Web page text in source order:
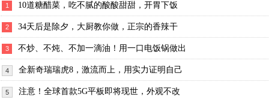
1 10道糖醋菜，吃不腻的酸酸甜甜，开胃下饭
2 34天后是除夕，大厨教你做，正宗的香辣干
3 不炒、不炖、不加一滴油！用一口电饭锅做出
4 全新奇瑞瑞虎8，激流而上，用实力证明自己
5 注意！全球首款5G平板即将现世，外观不改